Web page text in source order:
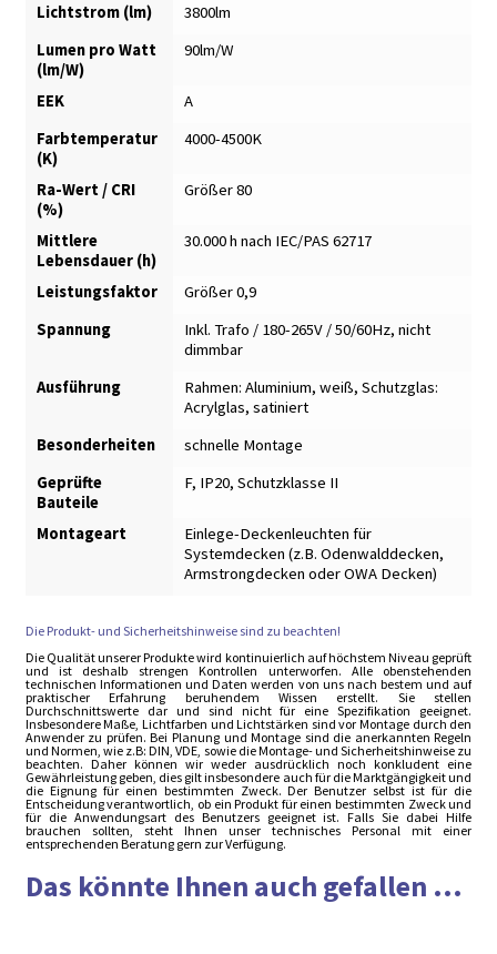
Lichtstrom (lm)
3800lm
Lumen pro Watt
(lm/W)
90lm/W
EEK
A
Farbtemperatur
(K)
4000-4500K
Ra-Wert / CRI
(%)
Größer 80
Mittlere
Lebensdauer (h)
30.000 h nach IEC/PAS 62717
Leistungsfaktor
Größer 0,9
Spannung
Inkl. Trafo / 180-265V / 50/60Hz, nicht
dimmbar
Ausführung
Rahmen: Aluminium, weiß, Schutzglas:
Acrylglas, satiniert
Besonderheiten
schnelle Montage
Geprüfte
Bauteile
F, IP20, Schutzklasse II
Montageart
Einlege-Deckenleuchten für
Systemdecken (z.B. Odenwalddecken,
Armstrongdecken oder OWA Decken)
Die Produkt- und Sicherheitshinweise sind zu beachten!
Die Qualität unserer Produkte wird kontinuierlich auf höchstem Niveau geprüft
und ist deshalb strengen Kontrollen unterworfen. Alle obenstehenden
technischen Informationen und Daten werden von uns nach bestem und auf
praktischer Erfahrung beruhendem Wissen erstellt. Sie stellen
Durchschnittswerte dar und sind nicht für eine Spezifikation geeignet.
Insbesondere Maße, Lichtfarben und Lichtstärken sind vor Montage durch den
Anwender zu prüfen. Bei Planung und Montage sind die anerkannten Regeln
und Normen, wie z.B: DIN, VDE, sowie die Montage- und Sicherheitshinweise zu
beachten. Daher können wir weder ausdrücklich noch konkludent eine
Gewährleistung geben, dies gilt insbesondere auch für die Marktgängigkeit und
die Eignung für einen bestimmten Zweck. Der Benutzer selbst ist für die
Entscheidung verantwortlich, ob ein Produkt für einen bestimmten Zweck und
für die Anwendungsart des Benutzers geeignet ist. Falls Sie dabei Hilfe
brauchen sollten, steht Ihnen unser technisches Personal mit einer
entsprechenden Beratung gern zur Verfügung.
Das könnte Ihnen auch gefallen ...